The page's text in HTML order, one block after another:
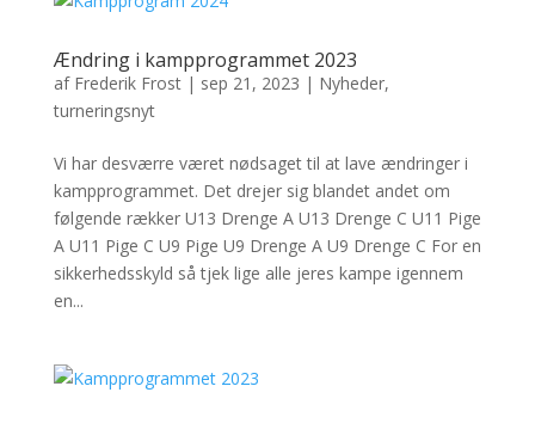
Ændring i kampprogrammet 2023
af Frederik Frost| sep 21, 2023 | Nyheder,
turneringsnyt
Vi har desværre været nødsaget til at lave ændringer i
kampprogrammet. Det drejer sig blandet andet om
følgende rækker U13 Drenge A U13 Drenge C U11 Pige
A U11 Pige C U9 Pige U9 Drenge A U9 Drenge C For en
sikkerhedsskyld så tjek lige alle jeres kampe igennem
en...